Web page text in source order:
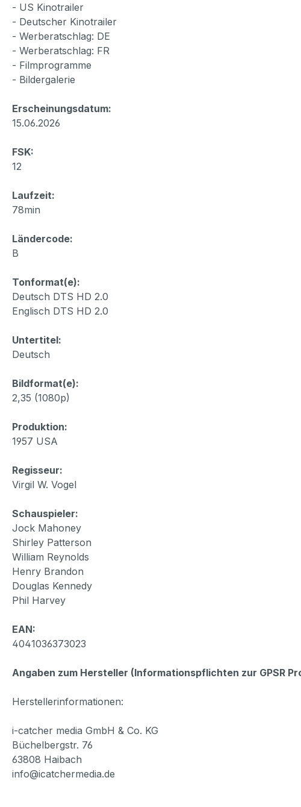
- US Kinotrailer
- Deutscher Kinotrailer
- Werberatschlag: DE
- Werberatschlag: FR
- Filmprogramme
- Bildergalerie
Erscheinungsdatum:
15.06.2026
FSK:
12
Laufzeit:
78min
Ländercode:
B
Tonformat(e):
Deutsch DTS HD 2.0
Englisch DTS HD 2.0
Untertitel:
Deutsch
Bildformat(e):
2,35 (1080p)
Produktion:
1957 USA
Regisseur:
Virgil W. Vogel
Schauspieler:
Jock Mahoney
Shirley Patterson
William Reynolds
Henry Brandon
Douglas Kennedy
Phil Harvey
EAN:
4041036373023
Angaben zum Hersteller (Informationspflichten zur GPSR
Herstellerinformationen:
i-catcher media GmbH & Co. KG
Büchelbergstr. 76
63808 Haibach
info@icatchermedia.de